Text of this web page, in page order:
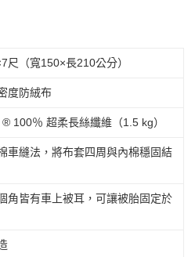
尺（寬150×長210公分）
度防絨布
100％ 超柔長絲纖維（1.5 kg）
車縫法，將布套四周與內棉穩固結
角皆有車上被耳，可讓被胎固定於